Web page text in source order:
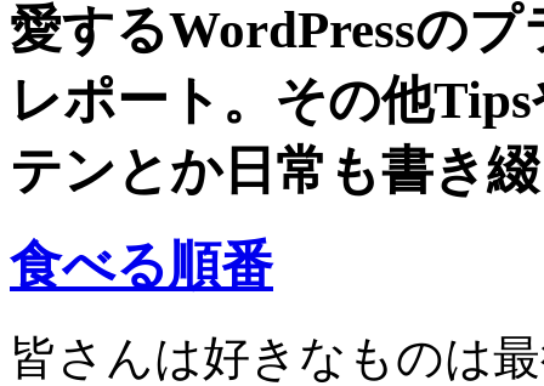
愛するWordPressの
レポート。その他
テンとか日常も書き
食べる順番
皆さんは好きなものは